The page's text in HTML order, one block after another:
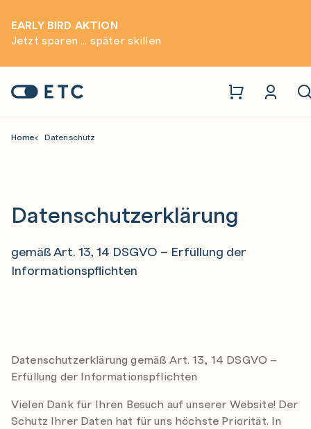
EARLY BIRD AKTION
Jetzt sparen ... später skillen
Startseite: ETC
Home Datenschutz
Datenschutzerklärung
gemäß Art. 13, 14 DSGVO – Erfüllung der
Informationspflichten
Datenschutzerklärung gemäß Art. 13, 14 DSGVO –
Erfüllung der Informationspflichten
Vielen Dank für Ihren Besuch auf unserer Website! Der
Schutz Ihrer Daten hat für uns höchste Priorität. In